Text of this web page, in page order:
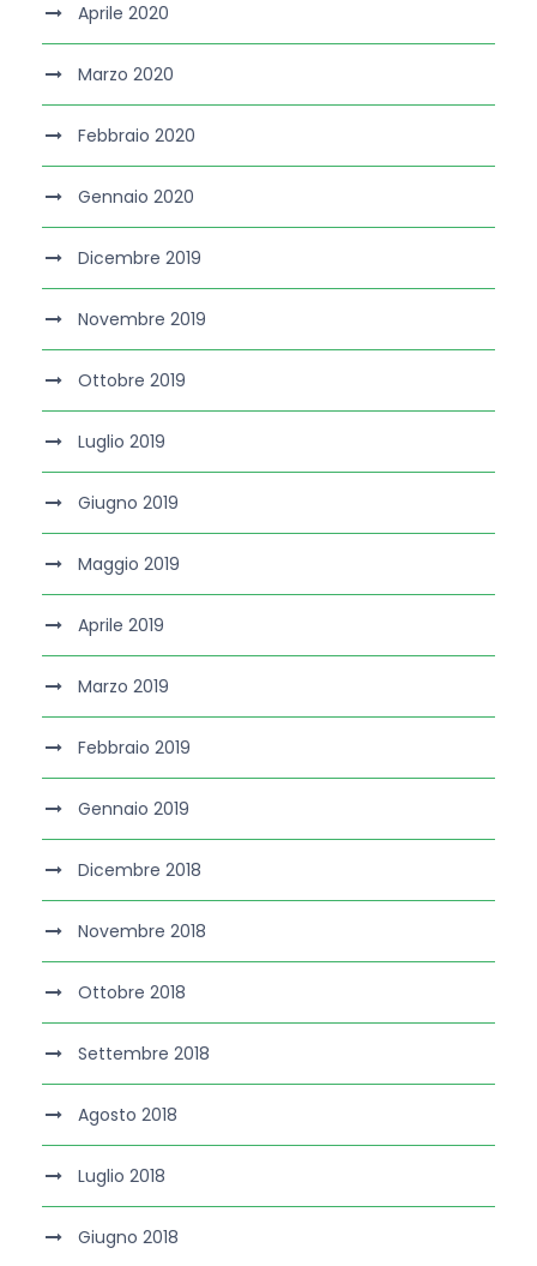
Aprile 2020
Marzo 2020
Febbraio 2020
Gennaio 2020
Dicembre 2019
Novembre 2019
Ottobre 2019
Luglio 2019
Giugno 2019
Maggio 2019
Aprile 2019
Marzo 2019
Febbraio 2019
Gennaio 2019
Dicembre 2018
Novembre 2018
Ottobre 2018
Settembre 2018
Agosto 2018
Luglio 2018
Giugno 2018